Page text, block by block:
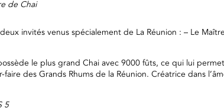
de Chai
invités venus spécialement de La Réunion : – Le
le plus grand Chai avec 9000 fûts, ce qui lui
des Grands Rhums de la Réunion. Créatrice dans
5